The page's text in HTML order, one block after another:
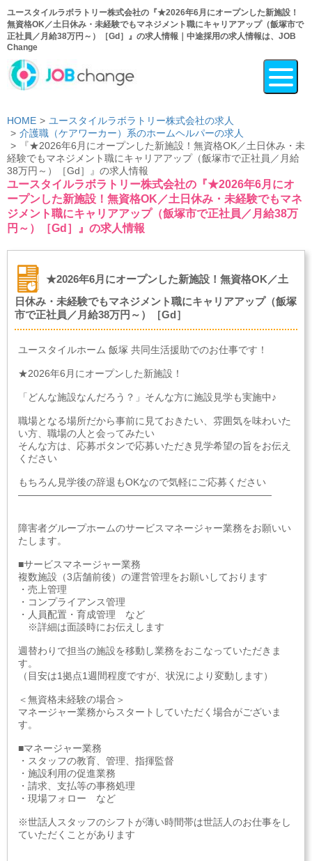
ユースタイルラボラトリー株式会社の『★2026年6月にオープンした新施設！
無資格OK／土日休み・未経験でもマネジメント職にキャリアアップ（飯塚市で
正社員／月給38万円～）［Gd］』の求人情報｜中途採用の求人情報は、JOB
Change
HOME
ユースタイルラボラトリー株式会社の求人
介護職（ケアワーカー）系のホームヘルパーの求人
『★2026年6月にオープンした新施設！無資格OK／土日休み・未
経験でもマネジメント職にキャリアアップ（飯塚市で正社員／月給
38万円～）［Gd］』の求人情報
ユースタイルラボラトリー株式会社の『★2026年6月にオ
ープンした新施設！無資格OK／土日休み・未経験でもマネ
ジメント職にキャリアアップ（飯塚市で正社員／月給38万
円～）［Gd］』の求人情報
★2026年6月にオープンした新施設！無資格OK／土
日休み・未経験でもマネジメント職にキャリアアップ（飯塚
市で正社員／月給38万円～）［Gd］
ユースタイルホーム 飯塚 共同生活援助でのお仕事です！
★2026年6月にオープンした新施設！
「どんな施設なんだろう？」そんな方に施設見学も実施中♪
職場となる場所だから事前に見ておきたい、雰囲気を味わいた
い方、職場の人と会ってみたい
そんな方は、応募ボタンで応募いただき見学希望の旨をお伝え
ください
もちろん見学後の辞退もOKなので気軽にご応募ください
――――――――――――――――――――――――――
障害者グループホームのサービスマネージャー業務をお願いい
たします。
■サービスマネージャー業務
複数施設（3店舗前後）の運営管理をお願いしております
・売上管理
・コンプライアンス管理
・人員配置・育成管理 など
※詳細は面談時にお伝えします
週替わりで担当の施設を移動し業務をおこなっていただきま
す。
（目安は1拠点1週間程度ですが、状況により変動します）
＜無資格未経験の場合＞
マネージャー業務からスタートしていただく場合がございま
す。
■マネージャー業務
・スタッフの教育、管理、指揮監督
・施設利用の促進業務
・請求、支払等の事務処理
・現場フォロー など
※世話人スタッフのシフトが薄い時間帯は世話人のお仕事をし
ていただくことがあります